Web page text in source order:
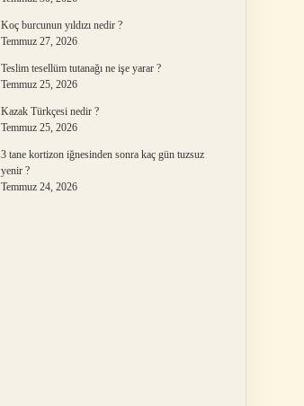
Koç burcunun yıldızı nedir ?
Temmuz 27, 2026
Teslim tesellüm tutanağı ne işe yarar ?
Temmuz 25, 2026
Kazak Türkçesi nedir ?
Temmuz 25, 2026
3 tane kortizon iğnesinden sonra kaç gün tuzsuz
yenir ?
Temmuz 24, 2026